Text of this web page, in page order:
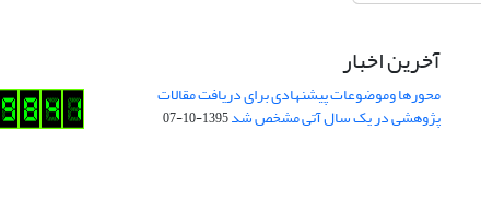
آخرین اخبار
محورها وموضوعات پیشنهادی برای دریافت مقالات
پژوهشی در یک سال آتی مشخص شد1395-10-07